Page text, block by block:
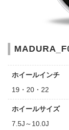
ホイールインチ
19・20・22
ホイールサイズ
7.5J～10.0J